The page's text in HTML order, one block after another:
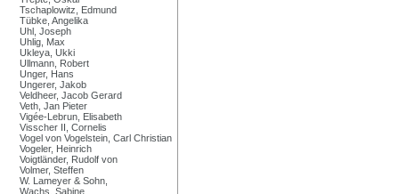
Tschaplowitz, Edmund
Tübke, Angelika
Uhl, Joseph
Uhlig, Max
Ukleya, Ukki
Ullmann, Robert
Unger, Hans
Ungerer, Jakob
Veldheer, Jacob Gerard
Veth, Jan Pieter
Vigée-Lebrun, Elisabeth
Visscher II, Cornelis
Vogel von Vogelstein, Carl Christian
Vogeler, Heinrich
Voigtländer, Rudolf von
Volmer, Steffen
W. Lameyer & Sohn,
Wachs, Sabine